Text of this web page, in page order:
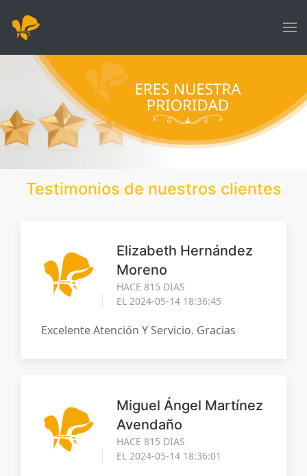
Testimonios de nuestros clientes
Elizabeth Hernández
Moreno
HACE 815 DIAS
EL 2024-05-14 18:36:45
Excelente Atención Y Servicio. Gracias
Miguel Ángel Martínez
Avendaño
HACE 815 DIAS
EL 2024-05-14 18:36:01